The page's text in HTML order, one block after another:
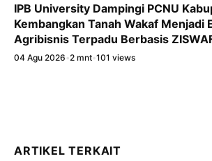
IPB University Dampingi PCNU
Kembangkan Tanah Wakaf Menjadi
Agribisnis Terpadu Berbasis
04 Agu 2026 •2 mnt•101 views
ARTIKEL TERKAIT